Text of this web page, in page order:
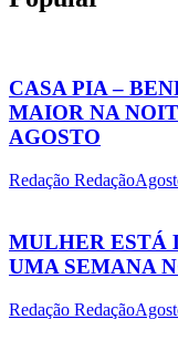
CASA PIA –
MAIOR NA
AGOSTO
Redação Redação
MULHER ESTÁ
UMA SEMANA
Redação Redação